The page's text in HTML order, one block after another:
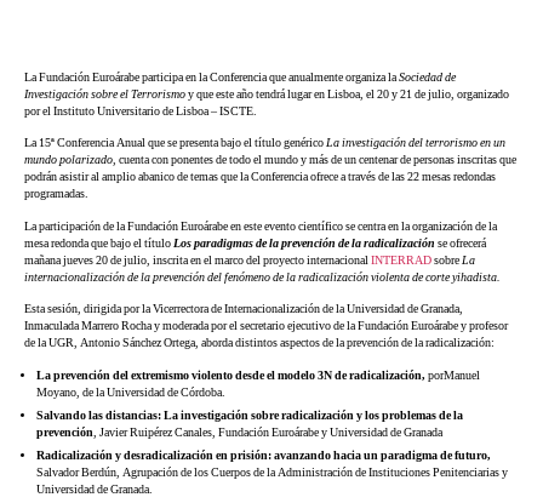
La Fundación Euroárabe participa en la Conferencia que anualmente organiza laSociedad de
Investigación sobre el Terrorismoy que este año tendrá lugar en Lisboa, el 20 y 21 de julio, organizado
por el Instituto Universitario de Lisboa – ISCTE.
La 15ª Conferencia Anual que se presenta bajo el título genéricoLa investigación del terrorismo en un
mundo polarizado, cuenta con ponentes de todo el mundo y más de un centenar de personas inscritas que
podrán asistir al amplio abanico de temas que la Conferencia ofrece a través de las 22 mesas redondas
programadas.
La participación de la Fundación Euroárabe en este evento científico se centra en la organización de la
mesa redonda que bajo el títuloLos paradigmas de la prevención de la radicalización se ofrecerá
mañana jueves 20 de julio, inscrita en el marco del proyecto internacionalINTERRADsobreLa
internacionalización de la prevención del fenómeno de la radicalización violenta de corte yihadista.
Esta sesión, dirigida por la Vicerrectora de Internacionalización de la Universidad de Granada,
Inmaculada Marrero Rocha y moderada por el secretario ejecutivo de la Fundación Euroárabe y profesor
de la UGR, Antonio Sánchez Ortega, aborda distintos aspectos de la prevención de la radicalización:
La prevención del extremismo violento desde el modelo 3N de radicalización, porManuel
Moyano, de la Universidad de Córdoba.
Salvando las distancias: La investigación sobre radicalización y los problemas de la
prevención, Javier Ruipérez Canales, Fundación Euroárabe y Universidad de Granada
Radicalización y desradicalización en prisión: avanzando hacia un paradigma de futuro,
Salvador Berdún, Agrupación de los Cuerpos de la Administración de Instituciones Penitenciarias y
Universidad de Granada.